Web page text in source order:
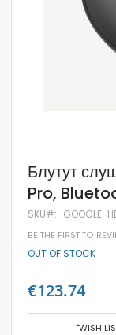
Skip
to
the
beginning
of
the
images
gallery
Блутут
Pro,
SKU GOOGLE-
BE THE FIRST TO
OUT OF STOCK
€123.74
"WISH